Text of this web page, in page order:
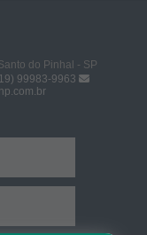
do Pinhal - SP
99983-9963